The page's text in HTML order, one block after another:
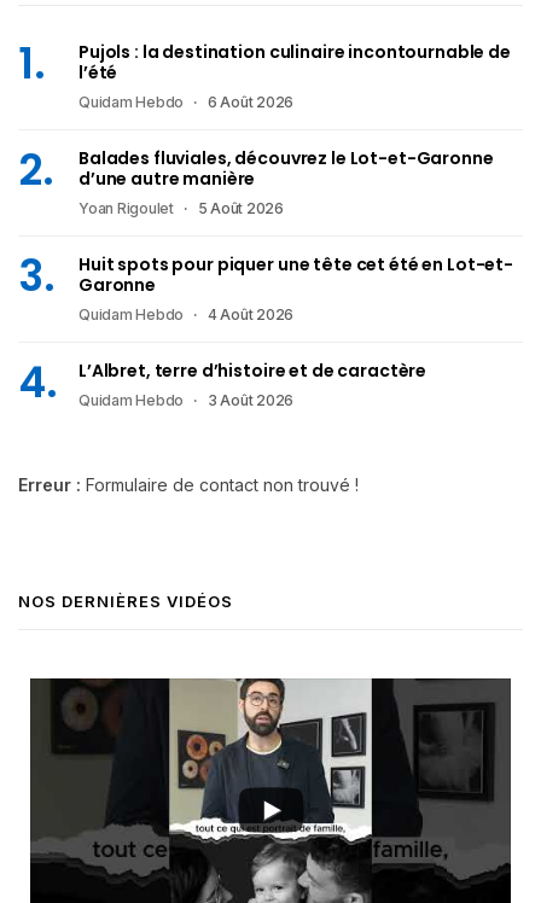
Pujols : la destination culinaire incontournable de
l’été
Quidam Hebdo 6 Août 2026
Balades fluviales, découvrez le Lot-et-Garonne
d’une autre manière
Yoan Rigoulet 5 Août 2026
Huit spots pour piquer une tête cet été en Lot-et-
Garonne
Quidam Hebdo 4 Août 2026
L’Albret, terre d’histoire et de caractère
Quidam Hebdo 3 Août 2026
Erreur : Formulaire de contact non trouvé !
NOS DERNIÈRES VIDÉOS